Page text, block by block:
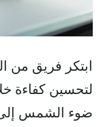
ابتكر فريق من
لتحسين كفاءة
ضوء الشمس إلى